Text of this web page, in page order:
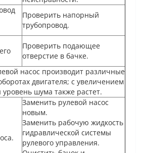
Проверить напорный
трубопровод.
Проверить подающее
отверстие в бачке.
насос производит различные
двигателя; с увеличением
уровень шума также растет.
Заменить рулевой насос
новым.
Заменить рабочую жидкость
гидравлической системы
рулевого управления.